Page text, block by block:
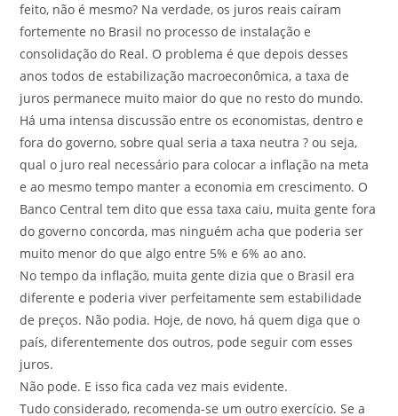
feito, não é mesmo? Na verdade, os juros reais caíram
fortemente no Brasil no processo de instalação e
consolidação do Real. O problema é que depois desses
anos todos de estabilização macroeconômica, a taxa de
juros permanece muito maior do que no resto do mundo.
Há uma intensa discussão entre os economistas, dentro e
fora do governo, sobre qual seria a taxa neutra ? ou seja,
qual o juro real necessário para colocar a inflação na meta
e ao mesmo tempo manter a economia em crescimento. O
Banco Central tem dito que essa taxa caiu, muita gente fora
do governo concorda, mas ninguém acha que poderia ser
muito menor do que algo entre 5% e 6% ao ano.
No tempo da inflação, muita gente dizia que o Brasil era
diferente e poderia viver perfeitamente sem estabilidade
de preços. Não podia. Hoje, de novo, há quem diga que o
país, diferentemente dos outros, pode seguir com esses
juros.
Não pode. E isso fica cada vez mais evidente.
Tudo considerado, recomenda-se um outro exercício. Se a